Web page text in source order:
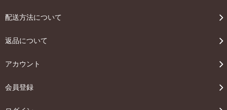
配送方法について
返品について
アカウント
会員登録